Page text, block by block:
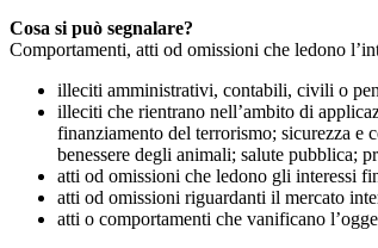
Cosa si può segnalare?
Comportamenti, atti od omissioni che ledono
illeciti amministrativi, contabili, civili o
illeciti che rientrano nell’ambito di
finanziamento del terrorismo; sicurezza e
benessere degli animali; salute pubblica;
atti od omissioni che ledono gli interessi
atti od omissioni riguardanti il mercato
atti o comportamenti che vanificano